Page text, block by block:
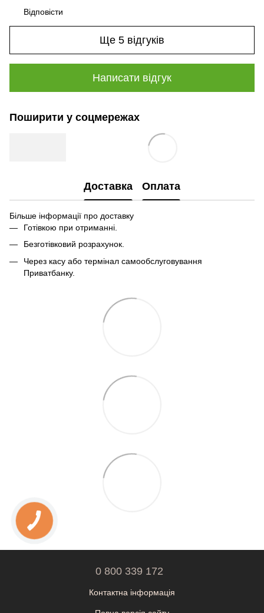
Відповісти
Ще 5 відгуків
Написати відгук
Поширити у соцмережах
Доставка Оплата
Більше інформації про доставку
Готівкою при отриманні.
Безготівковий розрахунок.
Через касу або термінал самообслуговування
Приватбанку.
0 800 339 172
Контактна інформація